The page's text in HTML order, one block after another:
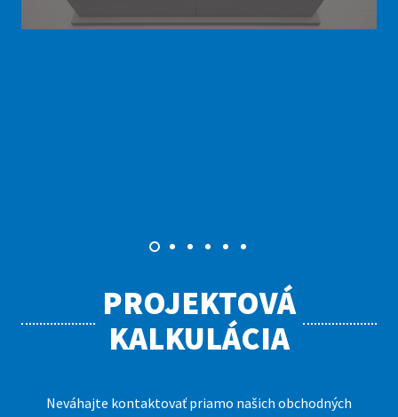
PROJEKTOVÁ
KALKULÁCIA
Neváhajte kontaktovať priamo našich obchodných